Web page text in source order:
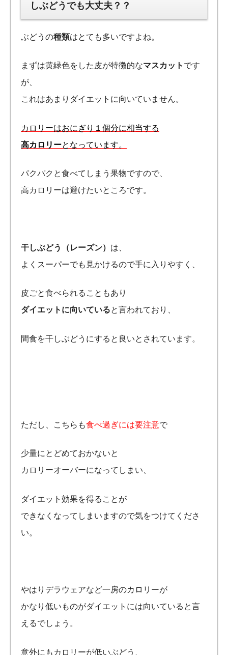
しぶどうでも大丈夫？？
ぶどうの種類はとても多いですよね。
まずは黄緑色をした皮が特徴的なマスカット です
が、
これはあまりダイエットに向いていません。
カロリーはおにぎり１個分に相当する
高カロリーとなっています。
パクパクと食べてしまう果物ですので、
高カロリーは避けたいところです。
干しぶどう （レーズン） は、
よくスーパーでも見かけるので手に入りやすく、
皮ごと食べられることもあり
ダイエットに向いていると言われており、
間食を干しぶどうにすると良いとされています。
ただし、こちらも食べ過ぎには要注意で
少量にとどめておかないと
カロリーオーバーになってしまい、
ダイエット効果を得ることが
できなくなってしまいますので気をつけてくださ
い。
やはりデラウェアなど一房のカロリーが
かなり低いものがダイエットには向いていると言
えるでしょう。
意外にもカロリーが低いぶどう、